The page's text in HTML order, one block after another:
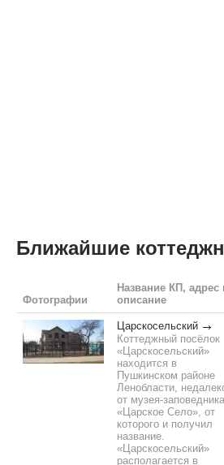
Ближайшие
Фотографии
Название КП, адрес
описание
Царскосельский
Коттеджный посёлок
«Царскосельский»
находится в
Пушкинском районе
Ленобласти,
от музея-заповедника
«Царское Село», от
которого и получил
название.
«Царскосельский»
располагается в